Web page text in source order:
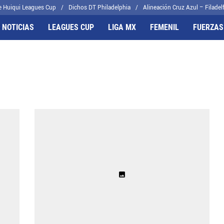
Huiqui Leagues Cup Dichos DT Philadelphia Alineación Cruz Azul –
LEAGUES CUP LIGA MX FEMENIL